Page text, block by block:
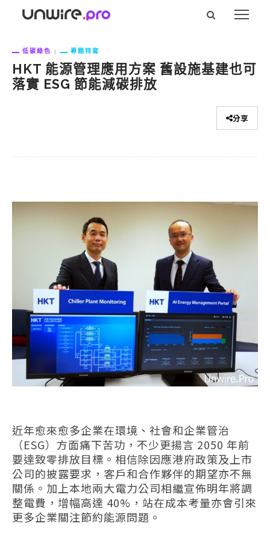
低碳綠色 專題特寫
HKT 能源管理應用方案 舊設施基建也可
落實 ESG 節能減碳排放
分享
近年愈來愈多企業在環境、社會和企業管治
（ESG）方面痛下苦功，不少更揚言 2050 年前
要達致零排放目標。相信除因應港府政策及上市
公司的披露要求，客戶和合作夥伴的期望亦不無
關係。加上本地兩大電力公司相繼宣佈明年將調
整電費，增幅高達 40%，站在成本考量亦會引來
更多企業關注節約能源問題。